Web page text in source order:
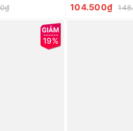
trời IP68 -
Nước, Ngoài
104.500₫
19%